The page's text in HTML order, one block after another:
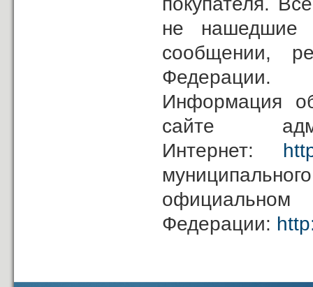
не нашедшие
сообщении,
Федерации.
Информация
сайте
Интернет:
Федерации: